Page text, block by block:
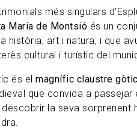
més singulars
Maria de Montsió és un
història, art i natura, i que
cultural i turístic del
és el magnífic claustre
que convida a passejar
la seva sorprenent